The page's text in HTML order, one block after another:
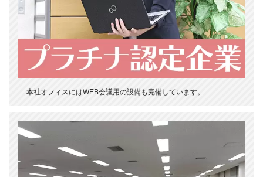
本社オフィスにはWEB会議用の設備も完備しています。